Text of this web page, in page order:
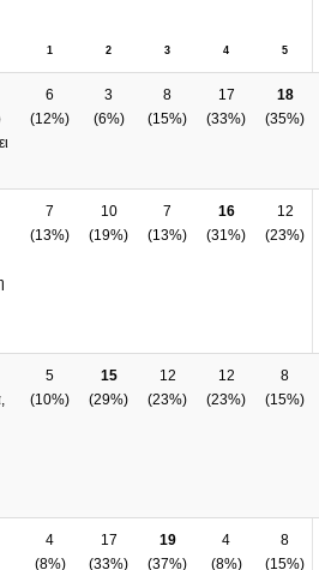
1 2 3 4 5
6
(12%)
3
(6%)
8
(15%)
17
(33%)
18
(35%)
7
(13%)
10
(19%)
7
(13%)
16
(31%)
12
(23%)
5
(10%)
15
(29%)
12
(23%)
12
(23%)
8
(15%)
4
(8%)
17
(33%)
19
(37%)
4
(8%)
8
(15%)